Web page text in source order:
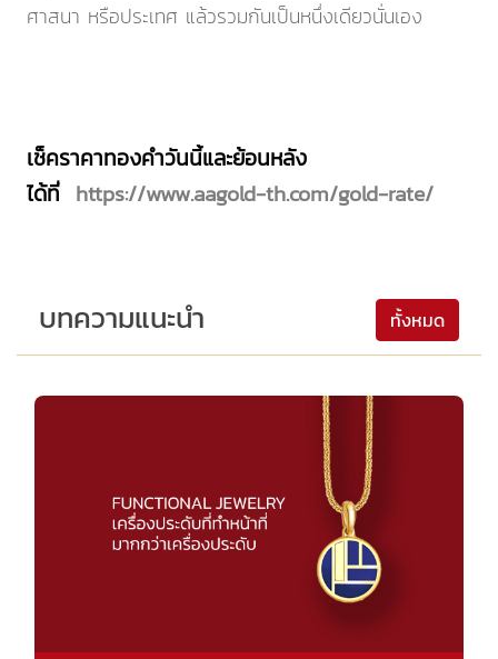
ศาสนา หรือประเทศ แล้วรวมกันเป็นหนึ่งเดียวนั่นเอง
เช็คราคาทองคำวันนี้และย้อนหลัง
ได้ที่ https://www.aagold-th.com/gold-rate/
บทความแนะนำ ทั้งหมด